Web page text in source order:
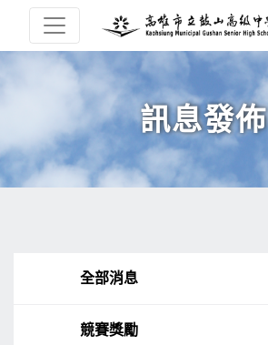
訊息發佈
全部消息
競賽獎勵